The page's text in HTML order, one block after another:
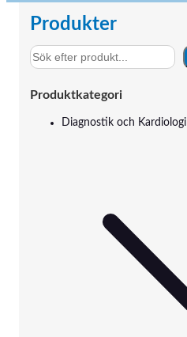
Produkter
S
ö
Produktkategori
Diagnostik och Kardiologi